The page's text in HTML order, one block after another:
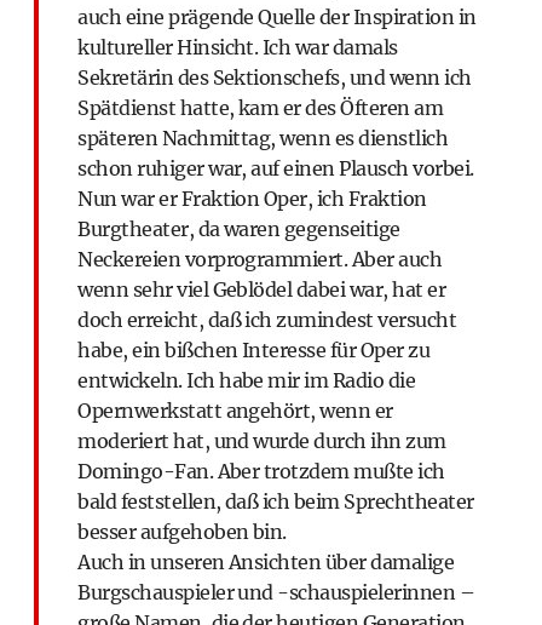
auch eine prägende Quelle der Inspiration in
kultureller Hinsicht. Ich war damals
Sekretärin des Sektionschefs, und wenn ich
Spätdienst hatte, kam er des Öfteren am
späteren Nachmittag, wenn es dienstlich
schon ruhiger war, auf einen Plausch vorbei.
Nun war er Fraktion Oper, ich Fraktion
Burgtheater, da waren gegenseitige
Neckereien vorprogrammiert. Aber auch
wenn sehr viel Geblödel dabei war, hat er
doch erreicht, daß ich zumindest versucht
habe, ein bißchen Interesse für Oper zu
entwickeln. Ich habe mir im Radio die
Opernwerkstatt angehört, wenn er
moderiert hat, und wurde durch ihn zum
Domingo-Fan. Aber trotzdem mußte ich
bald feststellen, daß ich beim Sprechtheater
besser aufgehoben bin.
Auch in unseren Ansichten über damalige
Burgschauspieler und -schauspielerinnen –